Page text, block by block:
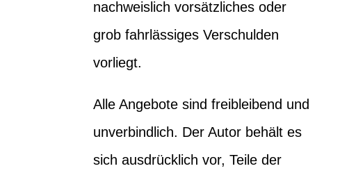
nachweislich vorsätzliches oder
grob fahrlässiges Verschulden
vorliegt.
Alle Angebote sind freibleibend und
unverbindlich. Der Autor behält es
sich ausdrücklich vor, Teile der